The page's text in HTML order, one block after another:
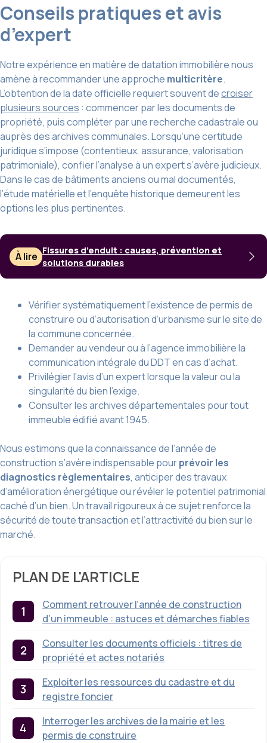
Conseils pratiques et avis
d’expert
Notre expérience en matière de datation immobilière nous
amène à recommander une approche multicritère.
L’obtention de la date officielle requiert souvent decroiser
plusieurs sources : commencer par les documents de
propriété, puis compléter par une recherche cadastrale ou
auprès des archives communales. Lorsqu’une certitude
juridique s’impose (contentieux, assurance, valorisation
patrimoniale), confier l’analyse à un expert s’avère judicieux.
Dans le cas de bâtiments anciens ou mal documentés,
l’étude matérielle et l’enquête historique demeurent les
options les plus pertinentes.
À lire Fissures d’enduit : causes, prévention et
solutions durables
Vérifier systématiquement l’existence de permis de
construire ou d’autorisation d’urbanisme sur le site de
la commune concernée.
Demander au vendeur ou à l’agence immobilière la
communication intégrale du DDT en cas d’achat.
Privilégier l’avis d’un expert lorsque la valeur ou la
singularité du bien l’exige.
Consulter les archives départementales pour tout
immeuble édifié avant 1945.
Nous estimons que la connaissance de l’année de
construction s’avère indispensable pourprévoir les
diagnostics règlementaires, anticiper des travaux
d’amélioration énergétique ou révéler le potentiel patrimonial
caché d’un bien. Un travail rigoureux à ce sujet renforce la
sécurité de toute transaction et l’attractivité du bien sur le
marché.
PLAN DE L'ARTICLE
Comment retrouver l’année de construction
d’un immeuble : astuces et démarches fiables
Consulter les documents officiels : titres de
propriété et actes notariés
Exploiter les ressources du cadastre et du
registre foncier
Interroger les archives de la mairie et les
permis de construire